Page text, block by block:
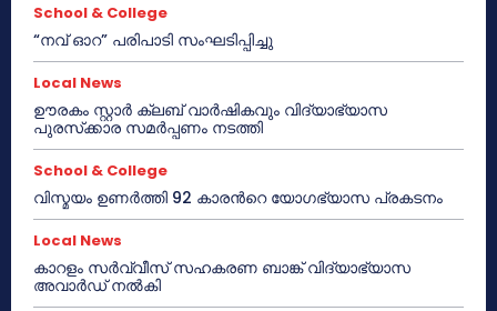
School & College
“നവ് ഓറ” പരിപാടി സംഘടിപ്പിച്ചു
Local News
ഊരകം സ്റ്റാർ ക്ലബ് വാർഷികവും വിദ്യാഭ്യാസ
പുരസ്‌ക്കാര സമർപ്പണം നടത്തി
School & College
വിസ്മയം ഉണർത്തി 92 കാരൻറെ യോഗഭ്യാസ പ്രകടനം
Local News
കാറളം സർവ്വീസ് സഹകരണ ബാങ്ക് വിദ്യാഭ്യാസ
അവാർഡ് നൽകി